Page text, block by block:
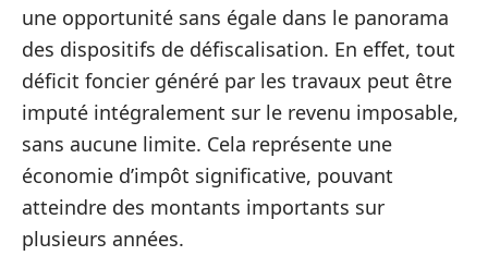
une opportunité sans égale dans le panorama
des dispositifs de défiscalisation. En effet, tout
déficit foncier généré par les travaux peut être
imputé intégralement sur le revenu imposable,
sans aucune limite. Cela représente une
économie d’impôt significative, pouvant
atteindre des montants importants sur
plusieurs années.